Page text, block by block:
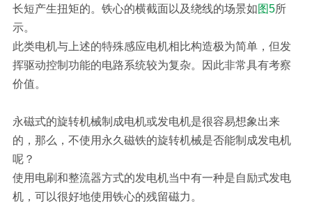
长短产生扭矩的。铁心的横截面以及绕线的场景如图5所
示。
此类电机与上述的特殊感应电机相比构造极为简单，但发
挥驱动控制功能的电路系统较为复杂。因此非常具有考察
价值。
永磁式的旋转机械制成电机或发电机是很容易想象出来
的，那么，不使用永久磁铁的旋转机械是否能制成发电机
呢？
使用电刷和整流器方式的发电机当中有一种是自励式发电
机，可以很好地使用铁心的残留磁力。